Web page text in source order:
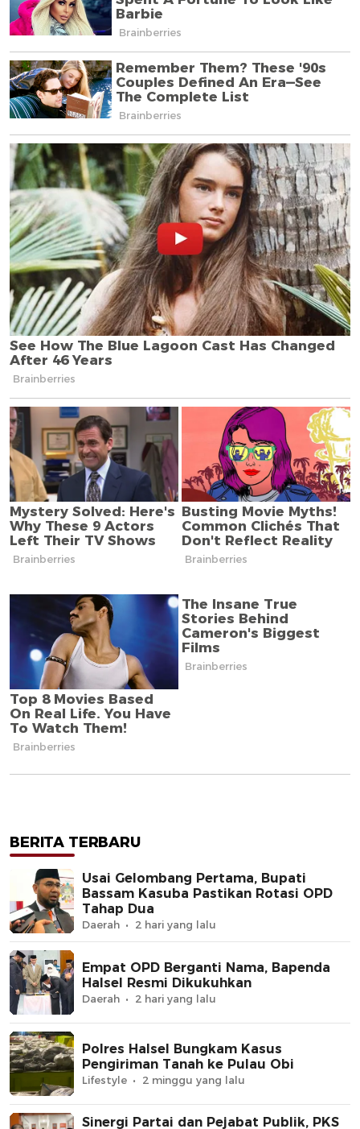
BERITA TERBARU
Usai Gelombang Pertama, Bupati
Bassam Kasuba Pastikan Rotasi OPD
Tahap Dua
Daerah 2 hari yang lalu
Empat OPD Berganti Nama, Bapenda
Halsel Resmi Dikukuhkan
Daerah 2 hari yang lalu
Polres Halsel Bungkam Kasus
Pengiriman Tanah ke Pulau Obi
Lifestyle 2 minggu yang lalu
Sinergi Partai dan Pejabat Publik, PKS